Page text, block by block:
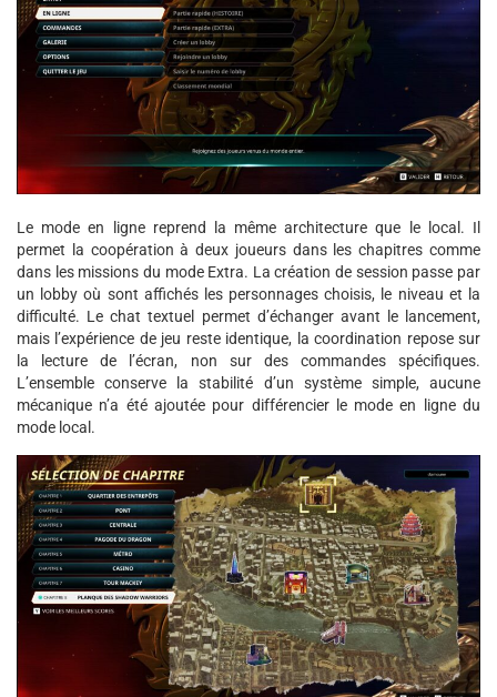
Le mode en ligne reprend la même architecture que le local. Il
permet la coopération à deux joueurs dans les chapitres comme
dans les missions du mode Extra. La création de session passe par
un lobby où sont affichés les personnages choisis, le niveau et la
difficulté. Le chat textuel permet d’échanger avant le lancement,
mais l’expérience de jeu reste identique, la coordination repose sur
la lecture de l’écran, non sur des commandes spécifiques.
L’ensemble conserve la stabilité d’un système simple, aucune
mécanique n’a été ajoutée pour différencier le mode en ligne du
mode local.